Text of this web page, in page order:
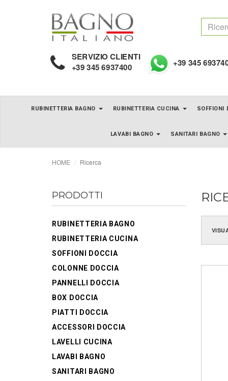
SERVIZIO CLIENTI
+39 345 6937400 +39 345
RUBINETTERIA BAGNO RUBINETTERIA CUCINA SOFFIONI
LAVABI BAGNO SANITARI BAGNO
HOME Ricerca
PRODOTTI
RUBINETTERIA BAGNO
RUBINETTERIA CUCINA
SOFFIONI DOCCIA
COLONNE DOCCIA
PANNELLI DOCCIA
BOX DOCCIA
PIATTI DOCCIA
ACCESSORI DOCCIA
LAVELLI CUCINA
LAVABI BAGNO
SANITARI BAGNO